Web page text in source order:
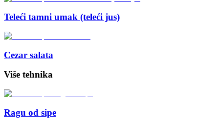
Teleći tamni umak (teleći jus)
Cezar salata
Više tehnika
Ragu od sipe